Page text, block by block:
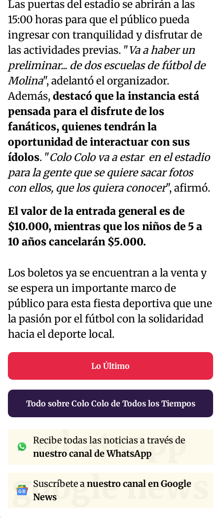
Las puertas del estadio se abrirán a las
15:00 horas para que el público pueda
ingresar con tranquilidad y disfrutar de
las actividades previas. "Va a haber un
preliminar... de dos escuelas de fútbol de
Molina", adelantó el organizador.
Además,destacó que la instancia está
pensada para el disfrute de los
fanáticos, quienes tendrán la
oportunidad de interactuar con sus
ídolos. "Colo Colo va a estar en el estadio
para la gente que se quiere sacar fotos
con ellos, que los quiera conocer", afirmó.
El valor de la entrada general es de
$10.000, mientras que los niños de 5 a
10 años cancelarán $5.000.
Los boletos ya se encuentran a la venta y
se espera un importante marco de
público para esta fiesta deportiva que une
la pasión por el fútbol con la solidaridad
hacia el deporte local.
Lo Último
Todo sobre Colo Colo de Todos los Tiempos
whatsapp
Recibe todas las noticias a través de
nuestro canal de WhatsApp
google news
Suscríbete anuestro canal en Google
News